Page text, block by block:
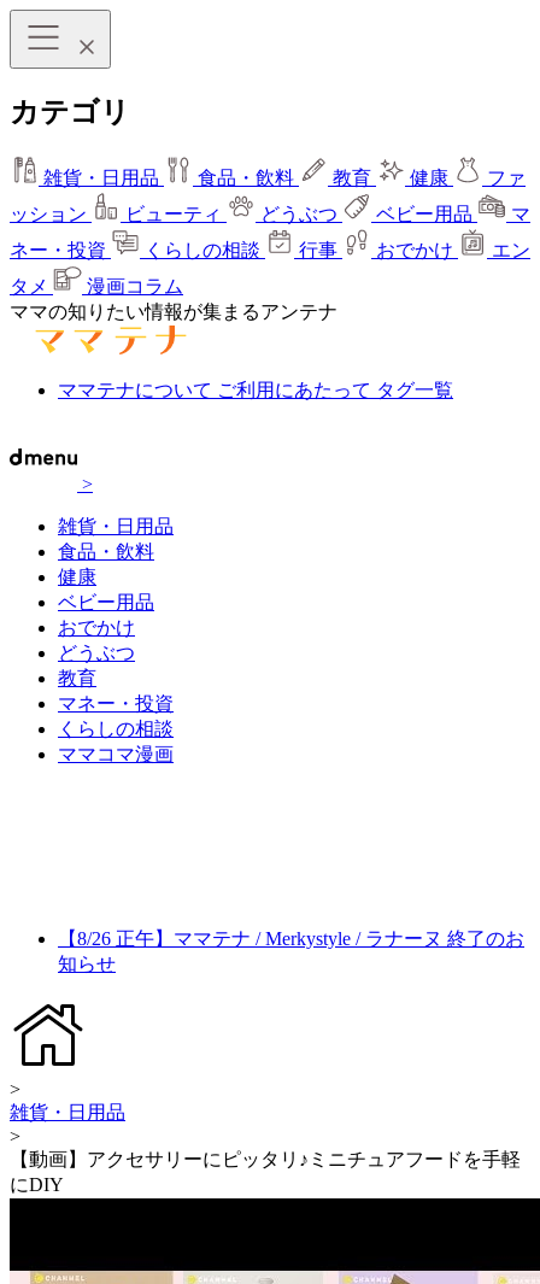
カテゴリ
雑貨・日用品 食品・飲料 教育 健康
ファ
ッション
ビューティ どうぶつ ベビー用品
マ
ネー・投資
くらしの相談 行事 おでかけ
エン
タメ
漫画コラム
ママの知りたい情報が集まるアンテナ
ママテナについて ご利用にあたって タグ一覧
>
雑貨・日用品
食品・飲料
健康
ベビー用品
おでかけ
どうぶつ
教育
マネー・投資
くらしの相談
ママコマ漫画
【8/26 正午】ママテナ / Merkystyle / ラナーヌ 終了のお
知らせ
>
雑貨・日用品
>
【動画】アクセサリーにピッタリ♪ミニチュアフードを手軽
にDIY